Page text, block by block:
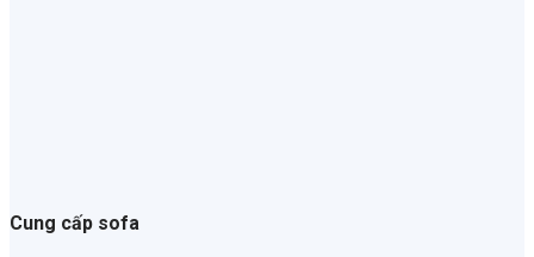
Cung cấp sofa